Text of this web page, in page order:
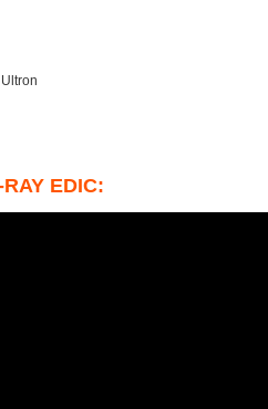
EDIC: